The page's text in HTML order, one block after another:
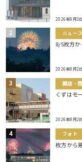
2026年8月3日
ニュース
8/5枚方か
2026年8月2日
開店・
くずはモ
2026年8月2日
フォト
枚方から